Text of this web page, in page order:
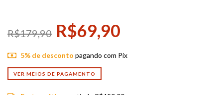
R$179,90 R$69,90
5% de desconto pagando com Pix
VER MEIOS DE PAGAMENTO